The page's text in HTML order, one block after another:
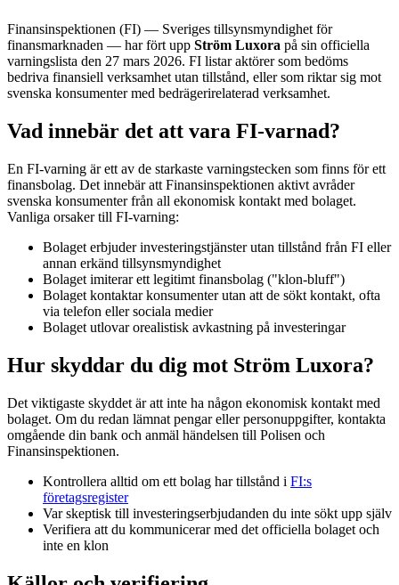
Finansinspektionen (FI) — Sveriges tillsynsmyndighet för
finansmarknaden — har fört upp Ström Luxora på sin officiella
varningslista den 27 mars 2026. FI listar aktörer som bedöms
bedriva finansiell verksamhet utan tillstånd, eller som riktar sig mot
svenska konsumenter med bedrägerirelaterad verksamhet.
Vad innebär det att vara FI-varnad?
En FI-varning är ett av de starkaste varningstecken som finns för ett
finansbolag. Det innebär att Finansinspektionen aktivt avråder
svenska konsumenter från all ekonomisk kontakt med bolaget.
Vanliga orsaker till FI-varning:
Bolaget erbjuder investeringstjänster utan tillstånd från FI eller
annan erkänd tillsynsmyndighet
Bolaget imiterar ett legitimt finansbolag ("klon-bluff")
Bolaget kontaktar konsumenter utan att de sökt kontakt, ofta
via telefon eller sociala medier
Bolaget utlovar orealistisk avkastning på investeringar
Hur skyddar du dig mot Ström Luxora?
Det viktigaste skyddet är att inte ha någon ekonomisk kontakt med
bolaget. Om du redan lämnat pengar eller personuppgifter, kontakta
omgående din bank och anmäl händelsen till Polisen och
Finansinspektionen.
Kontrollera alltid om ett bolag har tillstånd i FI:s
företagsregister
Var skeptisk till investeringserbjudanden du inte sökt upp själv
Verifiera att du kommunicerar med det officiella bolaget och
inte en klon